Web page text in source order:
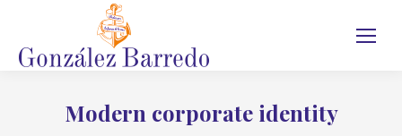
Modern corporate identity